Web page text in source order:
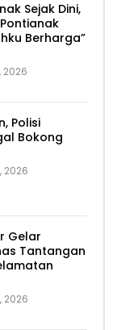
Sejak Dini,
Berharga”
2026
Polisi
Bokong
2026
Gelar
Tantangan
2026